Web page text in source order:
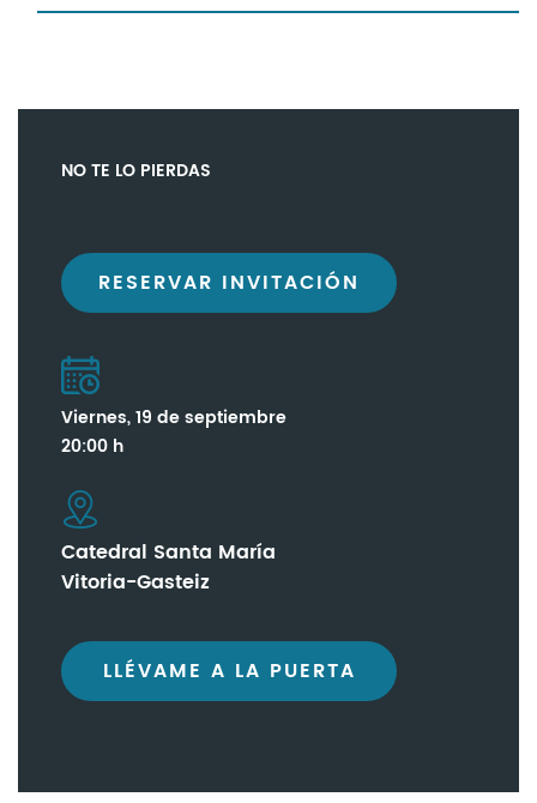
NO TE LO PIERDAS
RESERVAR INVITACIÓN
Viernes, 19 de septiembre
20:00 h
Catedral Santa María
Vitoria-Gasteiz
LLÉVAME A LA PUERTA